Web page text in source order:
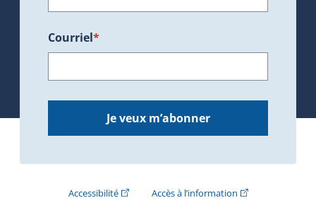
Courriel*
Je veux m’abonner
Accessibilité(Cet hyperlien externe s'ouvrira dans une
Accès à l’information(Cet hyperlien